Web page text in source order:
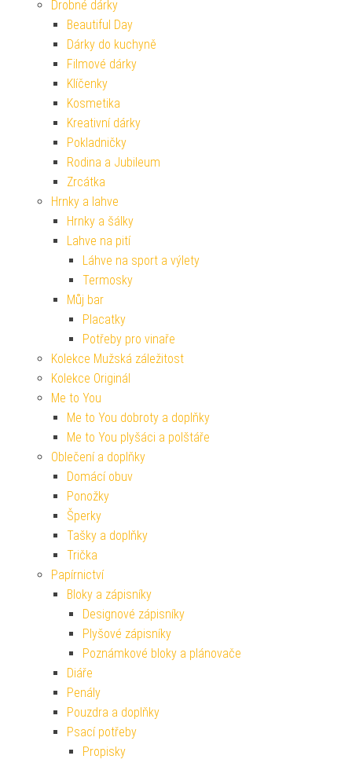
Drobné dárky
Beautiful Day
Dárky do kuchyně
Filmové dárky
Klíčenky
Kosmetika
Kreativní dárky
Pokladničky
Rodina a Jubileum
Zrcátka
Hrnky a lahve
Hrnky a šálky
Lahve na pití
Láhve na sport a výlety
Termosky
Můj bar
Placatky
Potřeby pro vinaře
Kolekce Mužská záležitost
Kolekce Originál
Me to You
Me to You dobroty a doplňky
Me to You plyšáci a polštáře
Oblečení a doplňky
Domácí obuv
Ponožky
Šperky
Tašky a doplňky
Trička
Papírnictví
Bloky a zápisníky
Designové zápisníky
Plyšové zápisníky
Poznámkové bloky a plánovače
Diáře
Penály
Pouzdra a doplňky
Psací potřeby
Propisky